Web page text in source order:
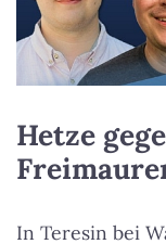
Hetze
In Teresin bei